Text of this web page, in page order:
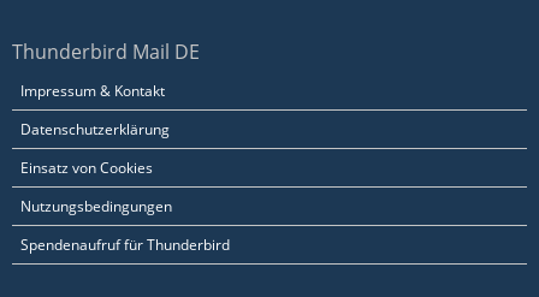
Thunderbird Mail DE
Impressum & Kontakt
Datenschutzerklärung
Einsatz von Cookies
Nutzungsbedingungen
Spendenaufruf für Thunderbird